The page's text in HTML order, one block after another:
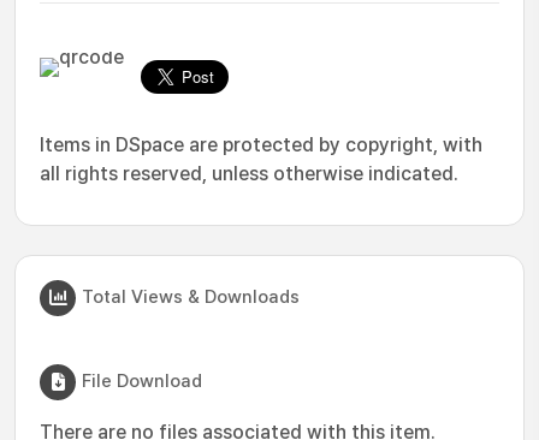
Items in DSpace are protected by copyright, with
all rights reserved, unless otherwise indicated.
Total Views & Downloads
File Download
There are no files associated with this item.